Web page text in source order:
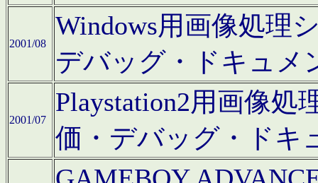
2001/08
Windows用画像処理
デバッグ・ドキュメ
2001/07
Playstation2用画像
価・デバッグ・ドキ